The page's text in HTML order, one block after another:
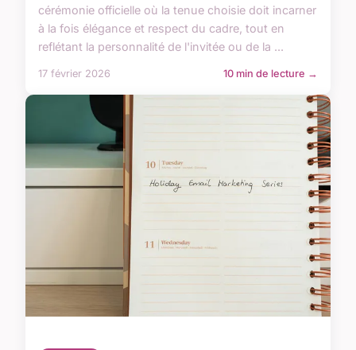
cérémonie officielle où la tenue choisie doit incarner
à la fois élégance et respect du cadre, tout en
reflétant la personnalité de l'invitée ou de la ...
17 février 2026 10 min de lecture →